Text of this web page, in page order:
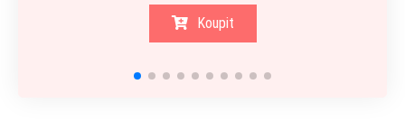
Koupit